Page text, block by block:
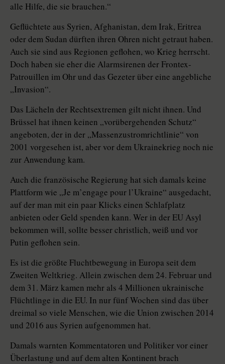
alle Hilfe, die sie brauchen.“
Geflüchtete aus Syrien, Afghanistan, dem Irak, Eritrea
oder dem Sudan dürften ihren Ohren nicht getraut haben.
Auch sie sind aus Regionen geflohen, wo Krieg herrscht.
Doch haben sie eher die Alarmsirenen der Frontex-
Patrouillen im Ohr und das Gezeter über eine angebliche
„Invasion“.
Das Lächeln der Rechtsextremen gilt nicht ihnen. Und
Brüssel hat ihnen keinen „vorübergehenden Schutz“
angeboten, der in der „Massenzustromrichtlinie“ von
2001 vorgesehen ist, aber vor dem Ukrainekrieg noch nie
zur Anwendung kam.
Auch die französische Regierung hat sich damals keine
Plattform wie „Je m’engage pour l’Ukraine“ ausgedacht,
auf der man mit ein paar Klicks einen Schlafplatz
anbieten oder Geld spenden kann. Wer in der EU Asyl
bekommen will, sollte besser christlich, weiß und vor
Putin geflohen sein.
Es ist die größte Fluchtbewegung in Europa seit dem
Zweiten Weltkrieg. Allein zwischen dem 24. Februar und
dem 31. März kamen mehr als 4 Millionen ukrainische
Flüchtlinge in die EU. In nur fünf Wochen sind das über
dreimal so viele Menschen, wie die Union zwischen 2014
und 2016 aus Syrien aufgenommen hat.
Damals warnten Kommentatoren und Politiker vor einer
Überlastung und auf dem alten Kontinent brach